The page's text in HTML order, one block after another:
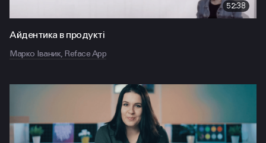
52:38
Айдентика в продукті
Марко Іваник, Reface App